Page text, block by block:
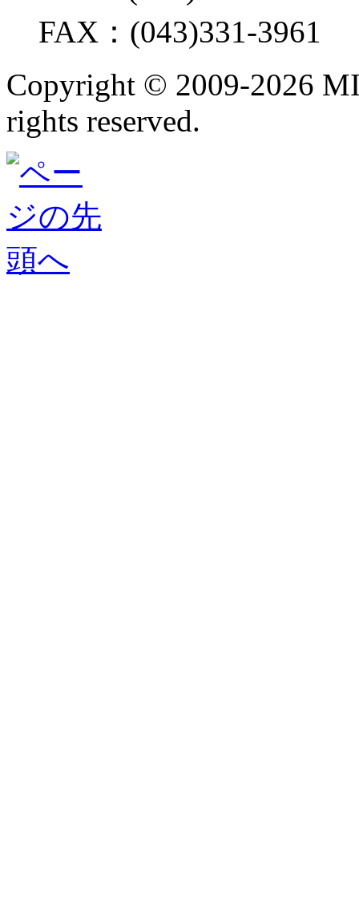
FAX：(043)331-3961
Copyright © 2009-2026
rights reserved.